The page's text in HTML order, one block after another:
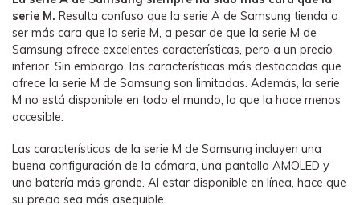
serie M. Resulta confuso que la serie A de Samsung tienda a
ser más cara que la serie M, a pesar de que la serie M de
Samsung ofrece excelentes características, pero a un precio
inferior. Sin embargo, las características más destacadas que
ofrece la serie M de Samsung son limitadas. Además, la serie
M no está disponible en todo el mundo, lo que la hace menos
accesible.
Las características de la serie M de Samsung incluyen una
buena configuración de la cámara, una pantalla AMOLED y
una batería más grande. Al estar disponible en línea, hace que
su precio sea más asequible.